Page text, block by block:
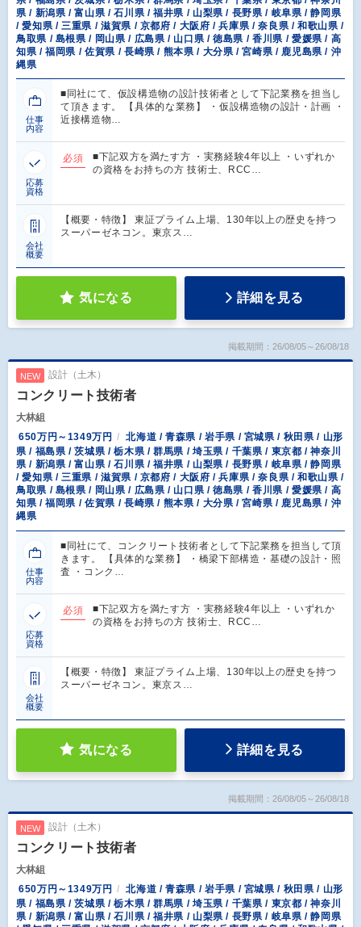
県 / 新潟県 / 富山県 / 石川県 / 福井県 / 山梨県 / 長野県 / 岐阜県 / 静岡県
/ 愛知県 / 三重県 / 滋賀県 / 京都府 / 大阪府 / 兵庫県 / 奈良県 / 和歌山県 /
鳥取県 / 島根県 / 岡山県 / 広島県 / 山口県 / 徳島県 / 香川県 / 愛媛県 / 高
知県 / 福岡県 / 佐賀県 / 長崎県 / 熊本県 / 大分県 / 宮崎県 / 鹿児島県 / 沖
縄県
仕事
内容
■同社にて、仮設構造物の設計技術者として下記業務を担当し
て頂きます。 【具体的な業務】 ・仮設構造物の設計・計画 ・
近接構造物…
応募
資格
必須
■下記双方を満たす方 ・実務経験4年以上 ・いずれか
の資格をお持ちの方 技術士、RCC…
会社
概要
【概要・特徴】 東証プライム上場、130年以上の歴史を持つ
スーパーゼネコン。東京ス…
気になる 詳細を見る
掲載期間：26/08/05～26/08/18
NEW 設計（土木）
コンクリート技術者
大林組
650万円～1349万円
北海道 / 青森県 / 岩手県 / 宮城県 / 秋田県 / 山形
県 / 福島県 / 茨城県 / 栃木県 / 群馬県 / 埼玉県 / 千葉県 / 東京都 / 神奈川
県 / 新潟県 / 富山県 / 石川県 / 福井県 / 山梨県 / 長野県 / 岐阜県 / 静岡県
/ 愛知県 / 三重県 / 滋賀県 / 京都府 / 大阪府 / 兵庫県 / 奈良県 / 和歌山県 /
鳥取県 / 島根県 / 岡山県 / 広島県 / 山口県 / 徳島県 / 香川県 / 愛媛県 / 高
知県 / 福岡県 / 佐賀県 / 長崎県 / 熊本県 / 大分県 / 宮崎県 / 鹿児島県 / 沖
縄県
仕事
内容
■同社にて、コンクリート技術者として下記業務を担当して頂
きます。 【具体的な業務】 ・橋梁下部構造・基礎の設計・照
査 ・コンク…
応募
資格
必須
■下記双方を満たす方 ・実務経験4年以上 ・いずれか
の資格をお持ちの方 技術士、RCC…
会社
概要
【概要・特徴】 東証プライム上場、130年以上の歴史を持つ
スーパーゼネコン。東京ス…
気になる 詳細を見る
掲載期間：26/08/05～26/08/18
NEW 設計（土木）
コンクリート技術者
大林組
650万円～1349万円
北海道 / 青森県 / 岩手県 / 宮城県 / 秋田県 / 山形
県 / 福島県 / 茨城県 / 栃木県 / 群馬県 / 埼玉県 / 千葉県 / 東京都 / 神奈川
県 / 新潟県 / 富山県 / 石川県 / 福井県 / 山梨県 / 長野県 / 岐阜県 / 静岡県